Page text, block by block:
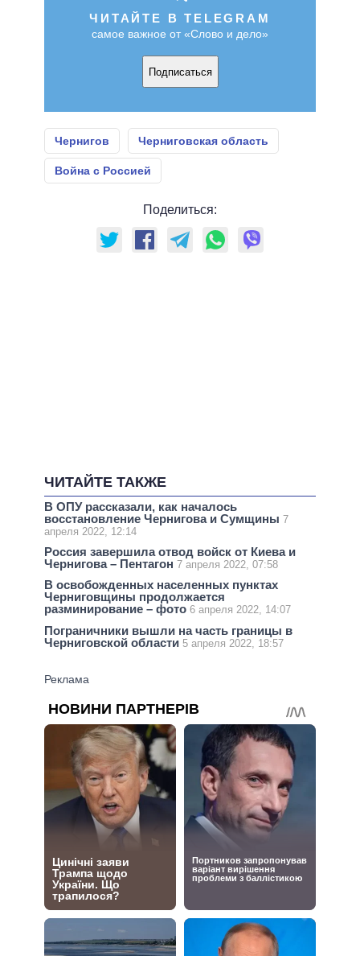
ЧИТАЙТЕ В TELEGRAM
самое важное от «Слово и дело»
Подписаться
Чернигов Черниговская область
Война с Россией
Поделиться:
ЧИТАЙТЕ ТАКЖЕ
В ОПУ рассказали, как началось
восстановление Чернигова и Сумщины 7
апреля 2022, 12:14
Россия завершила отвод войск от Киева и
Чернигова – Пентагон 7 апреля 2022, 07:58
В освобожденных населенных пунктах
Черниговщины продолжается
разминирование – фото 6 апреля 2022, 14:07
Пограничники вышли на часть границы в
Черниговской области 5 апреля 2022, 18:57